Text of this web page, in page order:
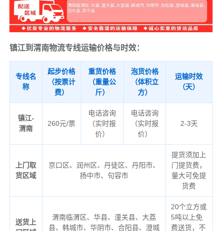
镇江到渭南物流专线运输价格与时效：
专线名
称
起步价格
（按票计
费）
重货价格
（重量公
斤）
泡货价格
（体积立
方）
运输时效
（天）
镇江-
渭南
260元/票
电话咨询
（实时报
价）
电话咨询
（实时报
价）
2-3天
上门取
货区域
京口区、润州区、丹徒区、丹阳市、
扬中市、句容市
提货须加上
门提货费，
量大可免提
货费
送货上
渭南临渭区、华县、潼关县、大荔
县、韩城市、华阴市、合阳县、澄城
20个立方或
5吨以上免
费送货，不